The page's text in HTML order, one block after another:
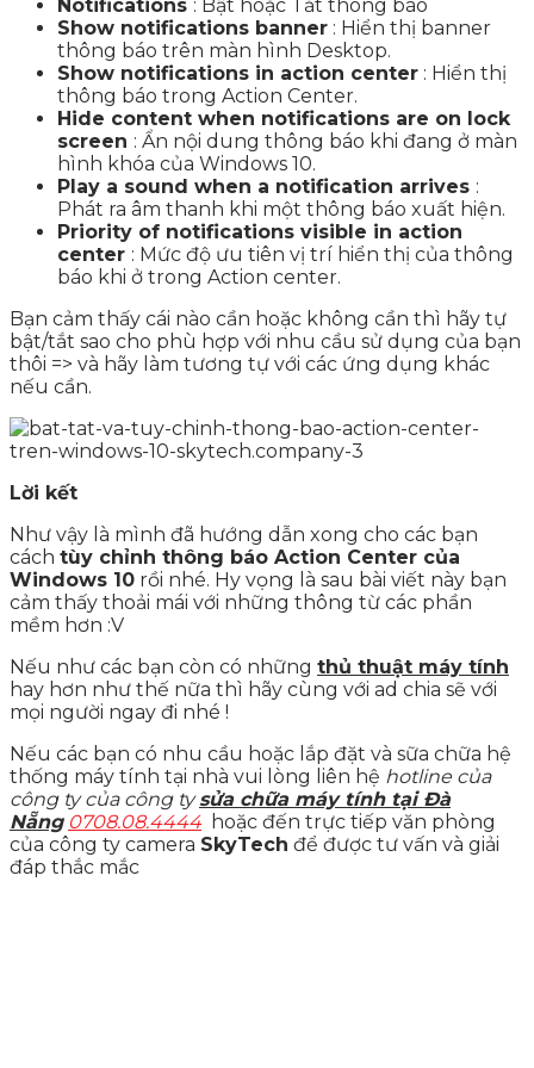
Notifications : Bật hoặc Tắt thông báo
Show notifications banner : Hiển thị banner
thông báo trên màn hình Desktop.
Show notifications in action center : Hiển thị
thông báo trong Action Center.
Hide content when notifications are on lock
screen : Ẩn nội dung thông báo khi đang ở màn
hình khóa của Windows 10.
Play a sound when a notification arrives :
Phát ra âm thanh khi một thông báo xuất hiện.
Priority of notifications visible in action
center : Mức độ ưu tiên vị trí hiển thị của thông
báo khi ở trong Action center.
Bạn cảm thấy cái nào cần hoặc không cần thì hãy tự
bật/tắt sao cho phù hợp với nhu cầu sử dụng của bạn
thôi => và hãy làm tương tự với các ứng dụng khác
nếu cần.
Lời kết
Như vậy là mình đã hướng dẫn xong cho các bạn
cách tùy chỉnh thông báo Action Center của
Windows 10 rồi nhé. Hy vọng là sau bài viết này bạn
cảm thấy thoải mái với những thông từ các phần
mềm hơn :V
Nếu như các bạn còn có những thủ thuật máy tính
hay hơn như thế nữa thì hãy cùng với ad chia sẽ với
mọi người ngay đi nhé !
Nếu các bạn có nhu cầu hoặc lắp đặt và sữa chữa hệ
thống máy tính tại nhà vui lòng liên hệ hotline của
công ty của công tysửa chữa máy tính tại Đà
Nẵng 0708.08.4444 hoặc đến trực tiếp văn phòng
của công ty camera SkyTech để được tư vấn và giải
đáp thắc mắc